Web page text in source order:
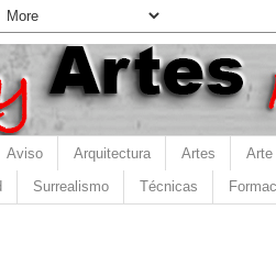
Aviso Arquitectura Artes Arte
Surrealismo Técnicas